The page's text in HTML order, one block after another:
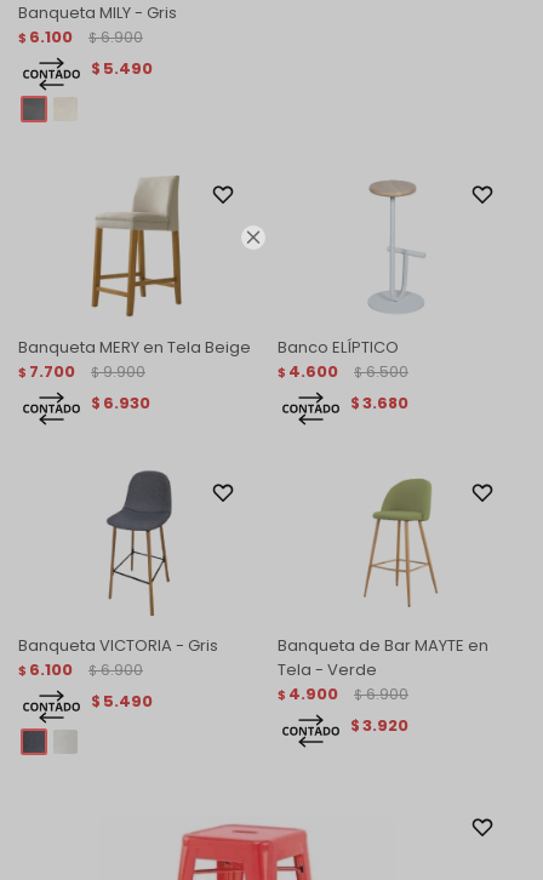

Banqueta MILY - Gris
$ 6.100 $ 6.900
$ 5.490
Banqueta MERY en Tela Beige
$ 7.700 $ 9.900
$ 6.930
Banco ELÍPTICO
$ 4.600 $ 6.500
$3.680
Banqueta VICTORIA - Gris
$ 6.100 $ 6.900
$ 5.490
Banqueta de Bar MAYTE en
Tela - Verde
$ 4.900 $ 6.900
$3.920